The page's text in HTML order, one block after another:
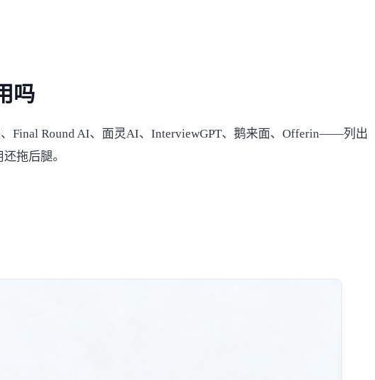
吗
Final Round AI、面灵AI、InterviewGPT、鹅来面、Offerin——列出
拖后腿。